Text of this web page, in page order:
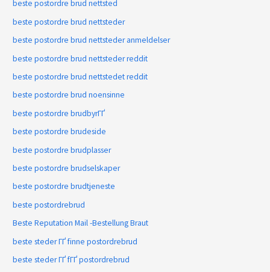
beste postordre brud nettsted
beste postordre brud nettsteder
beste postordre brud nettsteder anmeldelser
beste postordre brud nettsteder reddit
beste postordre brud nettstedet reddit
beste postordre brud noensinne
beste postordre brudbyrГҐ
beste postordre brudeside
beste postordre brudplasser
beste postordre brudselskaper
beste postordre brudtjeneste
beste postordrebrud
Beste Reputation Mail -Bestellung Braut
beste steder ГҐ finne postordrebrud
beste steder ГҐ fГҐ postordrebrud